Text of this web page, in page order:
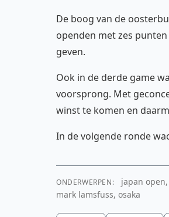
De boog van de
openden met zes
geven.
Ook in de derde game
voorsprong. Met
winst te komen en
In de volgende ronde
ONDERWERPEN:
japan
mark lamsfuss, osaka